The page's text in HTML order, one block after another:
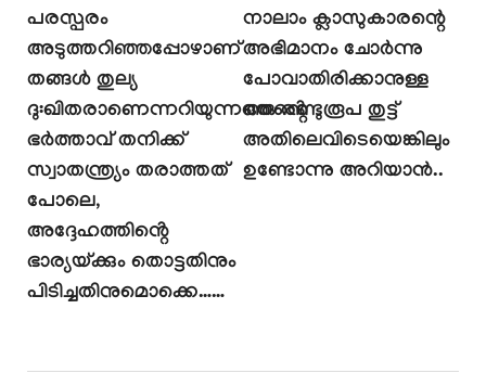
പരസ്പരം
അടുത്തറിഞ്ഞപ്പോഴാണ്
തങ്ങൾ തുല്യ
ദു:ഖിതരാണെന്നറിയുന്നത്തൻ്റെ
ഭർത്താവ് തനിക്ക്
സ്വാതന്ത്ര്യം തരാത്തത്
പോലെ,
അദ്ദേഹത്തിൻ്റെ
ഭാര്യയ്ക്കും തൊട്ടതിനും
പിടിച്ചതിനുമൊക്കെ……
നാലാം ക്ലാസുകാരന്റെ
അഭിമാനം ചോർന്നു
പോവാതിരിക്കാനുള്ള
ഒരു രണ്ടുരൂപ തുട്ട്
അതിലെവിടെയെങ്കിലും
ഉണ്ടോന്നു അറിയാൻ..